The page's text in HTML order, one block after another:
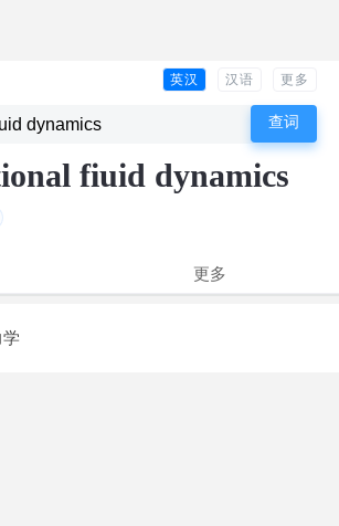
英汉 汉语 更多
fiuid dynamics
更多